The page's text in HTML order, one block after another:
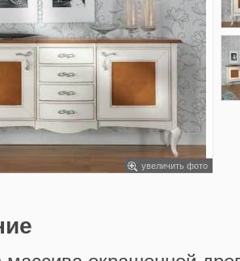
увеличить фото